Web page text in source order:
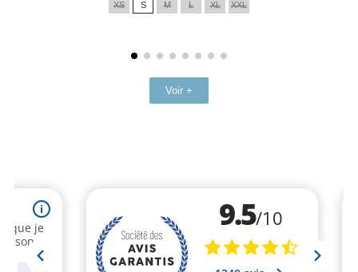
XS S M L XL XXL
Voir +